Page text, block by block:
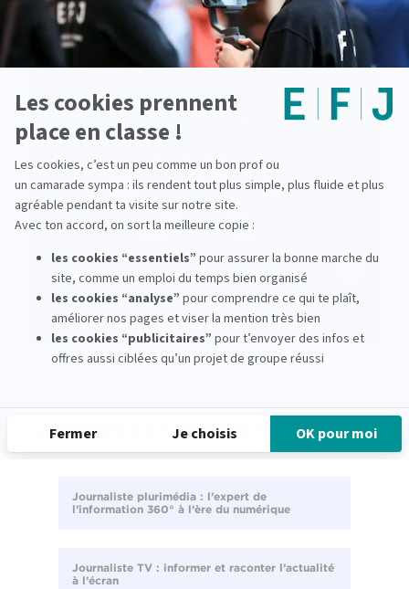
voir la vidéo
PLAY
EFJ Alumni : journaliste jeux vidéo
chez Gamekult
voir la vidéo
Quelques exemples de métiers
Journaliste plurimédia : l’expert de
l’information 360° à l’ère du numérique
Journaliste TV : informer et raconter l’actualité
à l’écran